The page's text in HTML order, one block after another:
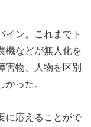
イン。これまでト
機などが無人化を
害物、人物を区別
った。
に応えることがで